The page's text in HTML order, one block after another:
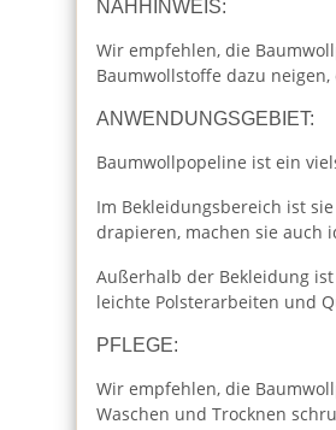
NÄHHINWEIS:
Wir empfehlen, die
Baumwollstoffe dazu
ANWENDUNGSGEBIET:
Baumwollpopeline ist ein
Im Bekleidungsbereich ist
drapieren, machen sie auch
Außerhalb der Bekleidung
leichte Polsterarbeiten und
PFLEGE:
Wir empfehlen, die
Waschen und Trocknen